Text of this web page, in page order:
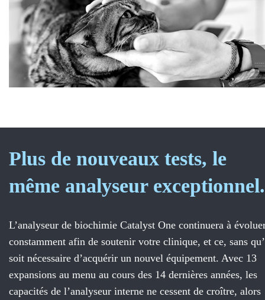
Plus de nouveaux tests, le
même analyseur exceptionnel.
L’analyseur de biochimie Catalyst One continuera à
constamment afin de soutenir votre clinique, et ce, sans
soit nécessaire d’acquérir un nouvel équipement. Avec 13
expansions au menu au cours des 14 dernières années, les
capacités de l’analyseur interne ne cessent de croître, alors